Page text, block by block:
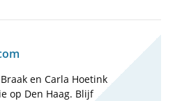
en Carla Hoetink
op Den Haag. Blijf